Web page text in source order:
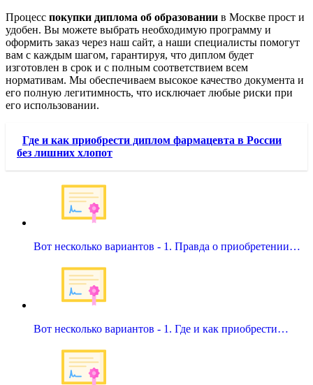
Процесс покупки диплома об образовании в Москве прост и
удобен. Вы можете выбрать необходимую программу и
оформить заказ через наш сайт, а наши специалисты помогут
вам с каждым шагом, гарантируя, что диплом будет
изготовлен в срок и с полным соответствием всем
нормативам. Мы обеспечиваем высокое качество документа и
его полную легитимность, что исключает любые риски при
его использовании.
Где и как приобрести диплом фармацевта в России
без лишних хлопот
Вот несколько вариантов - 1. Правда о приобретении…
Вот несколько вариантов - 1. Где и как приобрести…